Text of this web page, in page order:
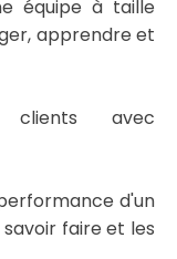
équipe à taille
apprendre et
clients avec
d'un
faire et les